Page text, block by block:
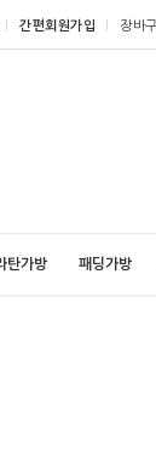
간편회원가입 장바
탄가방 패딩가방